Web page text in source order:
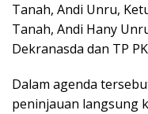
Tanah, Andi Unru,
Tanah, Andi Hany
Dekranasda dan TP
Dalam agenda
peninjauan langsung